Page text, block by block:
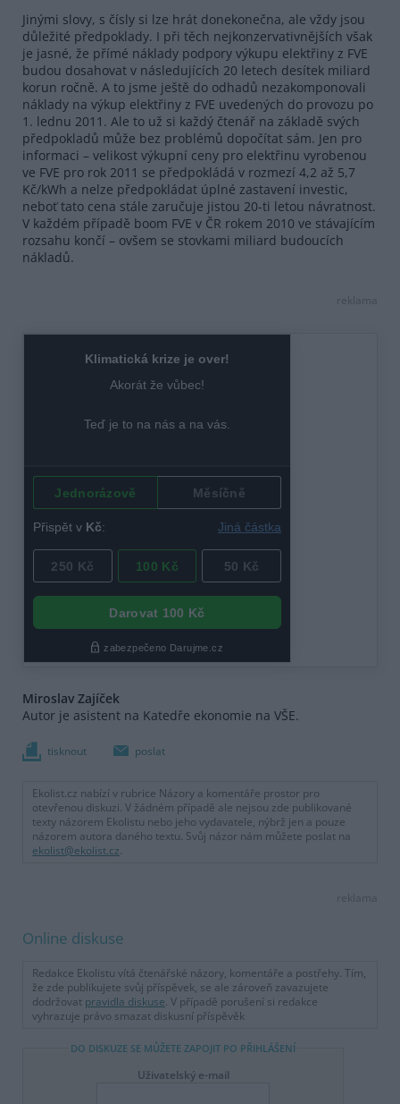
Jinými slovy, s čísly si lze hrát donekonečna, ale vždy jsou
důležité předpoklady. I při těch nejkonzervativnějších však
je jasné, že přímé náklady podpory výkupu elektřiny z FVE
budou dosahovat v následujících 20 letech desítek miliard
korun ročně. A to jsme ještě do odhadů nezakomponovali
náklady na výkup elektřiny z FVE uvedených do provozu po
1. lednu 2011. Ale to už si každý čtenář na základě svých
předpokladů může bez problémů dopočítat sám. Jen pro
informaci – velikost výkupní ceny pro elektřinu vyrobenou
ve FVE pro rok 2011 se předpokládá v rozmezí 4,2 až 5,7
Kč/kWh a nelze předpokládat úplné zastavení investic,
neboť tato cena stále zaručuje jistou 20-ti letou návratnost.
V každém případě boom FVE v ČR rokem 2010 ve stávajícím
rozsahu končí – ovšem se stovkami miliard budoucích
nákladů.
reklama
Miroslav Zajíček
Autor je asistent na Katedře ekonomie na VŠE.
tisknout poslat
Ekolist.cz nabízí v rubrice Názory a komentáře prostor pro
otevřenou diskuzi. V žádném případě ale nejsou zde publikované
texty názorem Ekolistu nebo jeho vydavatele, nýbrž jen a pouze
názorem autora daného textu. Svůj názor nám můžete poslat na
ekolist@ekolist.cz.
reklama
Online diskuse
Redakce Ekolistu vítá čtenářské názory, komentáře a postřehy. Tím,
že zde publikujete svůj příspěvek, se ale zároveň zavazujete
dodržovat pravidla diskuse. V případě porušení si redakce
vyhrazuje právo smazat diskusní příspěvěk
DO DISKUZE SE MŮŽETE ZAPOJIT PO PŘIHLÁŠENÍ
Uživatelský e-mail